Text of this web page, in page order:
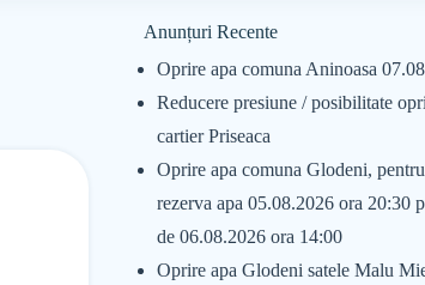
Anunțuri Recente
Oprire apa comuna Aninoasa
Reducere presiune / posibilitate
cartier Priseaca
Oprire apa comuna Glodeni,
rezerva apa 05.08.2026 ora 20:30
de 06.08.2026 ora 14:00
Oprire apa Glodeni satele Malu